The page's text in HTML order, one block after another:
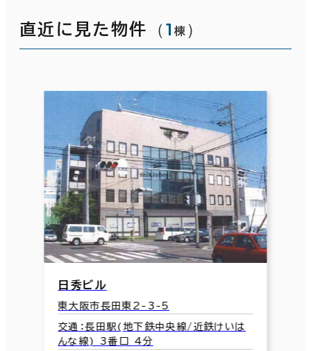
直近に見た物件 （1 棟 ）
日秀ビル
東大阪市長田東2-3-5
交通：長田駅(地下鉄中央線/近鉄けいは
んな線) 3番口 4分